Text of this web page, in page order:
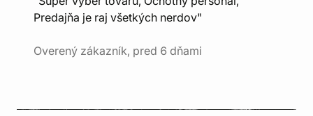
Predajňa je raj všetkých nerdov"
Overený zákazník, pred 6 dňami